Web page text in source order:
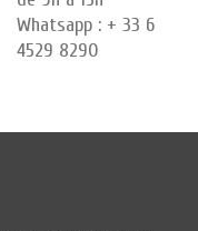
Whatsapp : + 33 6
4529 8290